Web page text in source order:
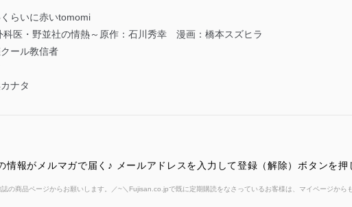
らいに赤いtomomi
科医・野並社の情熱～原作：石川秀幸 漫画：橋本スズヒラ
ール教信者
ナタ
情報がメルマガで届く♪ メールアドレスを入力して登録（解除）ボタンを押
の商品ページからお願いします。／~＼Fujisan.co.jpで既に定期購読をなさっているお客様は、マイページから